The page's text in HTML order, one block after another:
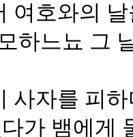
여호와의
하느뇨 그
사자를 피
가 뱀에게